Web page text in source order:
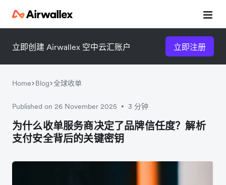
立即创建 Airwallex 空中云汇账户 立即注册
Home Blog 全球收单
Published on 26 November 2025 • 3 分钟
为什么收单服务商决定了品牌信任度？解析
支付安全背后的关键密钥
微信扫一扫，点击手机右上角
分享
微信扫一扫，点击手机右上角
分享